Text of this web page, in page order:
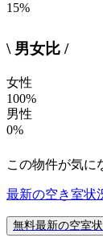
15%
\ 男女比 /
女性
100%
男性
0%
この物件が気に
最新の空き室状
無料最新の空室